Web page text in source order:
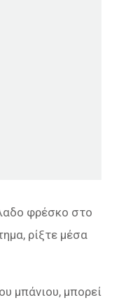
φρέσκο στο
ρίξτε μέσα
μπάνιου, μπορεί